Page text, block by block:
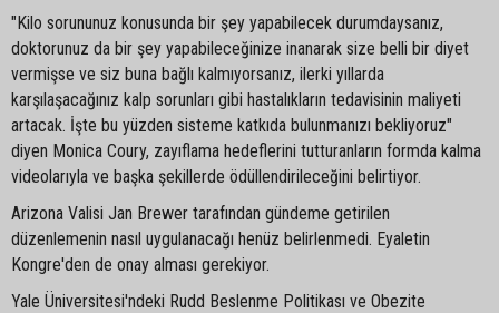
"Kilo sorununuz konusunda bir şey yapabilecek durumdaysanız,
doktorunuz da bir şey yapabileceğinize inanarak size belli bir diyet
vermişse ve siz buna bağlı kalmıyorsanız, ilerki yıllarda
karşılaşacağınız kalp sorunları gibi hastalıkların tedavisinin maliyeti
artacak. İşte bu yüzden sisteme katkıda bulunmanızı bekliyoruz"
diyen Monica Coury, zayıflama hedeflerini tutturanların formda kalma
videolarıyla ve başka şekillerde ödüllendirileceğini belirtiyor.
Arizona Valisi Jan Brewer tarafından gündeme getirilen
düzenlemenin nasıl uygulanacağı henüz belirlenmedi. Eyaletin
Kongre'den de onay alması gerekiyor.
Yale Üniversitesi'ndeki Rudd Beslenme Politikası ve Obezite